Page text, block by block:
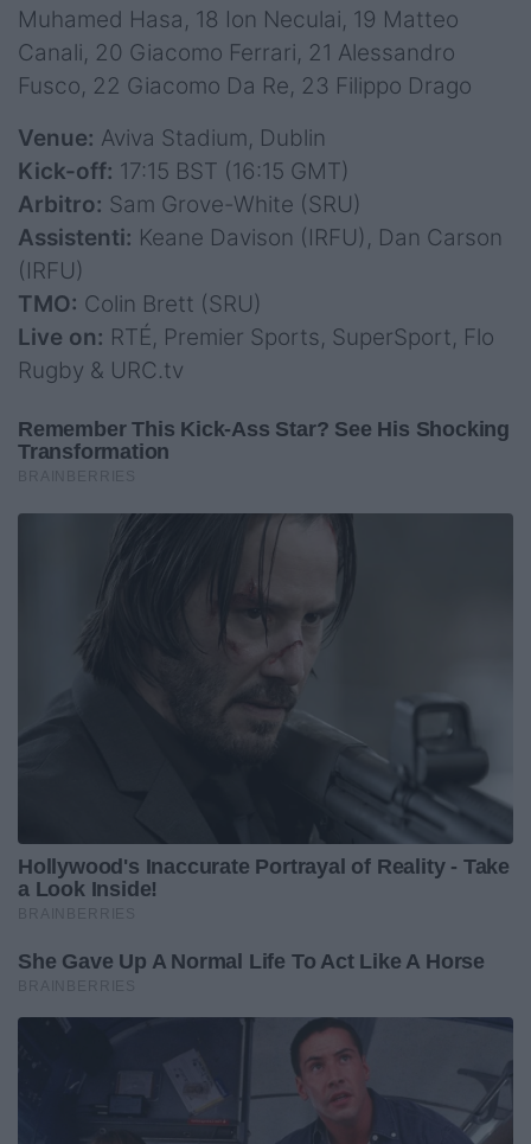
Muhamed Hasa, 18 Ion Neculai, 19 Matteo
Canali, 20 Giacomo Ferrari, 21 Alessandro
Fusco, 22 Giacomo Da Re, 23 Filippo Drago
Venue: Aviva Stadium, Dublin
Kick-off: 17:15 BST (16:15 GMT)
Arbitro: Sam Grove-White (SRU)
Assistenti: Keane Davison (IRFU), Dan Carson
(IRFU)
TMO: Colin Brett (SRU)
Live on: RTÉ, Premier Sports, SuperSport, Flo
Rugby & URC.tv